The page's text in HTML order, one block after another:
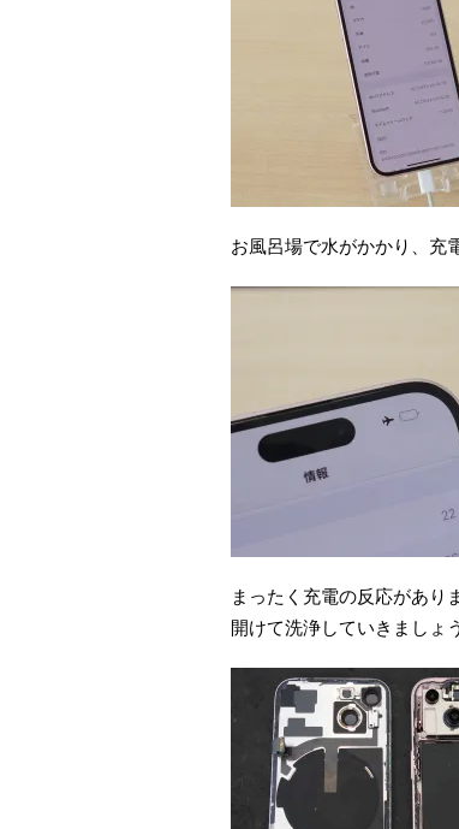
お風呂場で水がかかり、充
まったく充電の反応があり
開けて洗浄していきましょう